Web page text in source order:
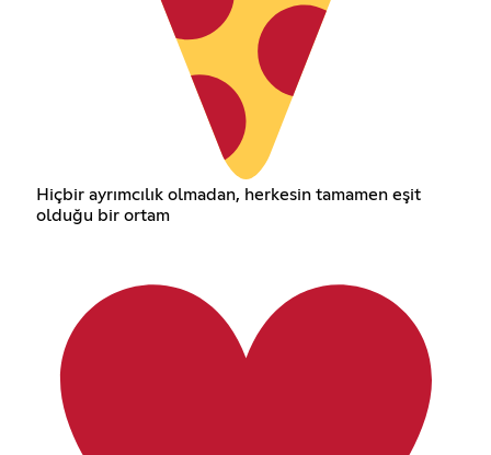
Hiçbir ayrımcılık olmadan, herkesin tamamen eşit
olduğu bir ortam